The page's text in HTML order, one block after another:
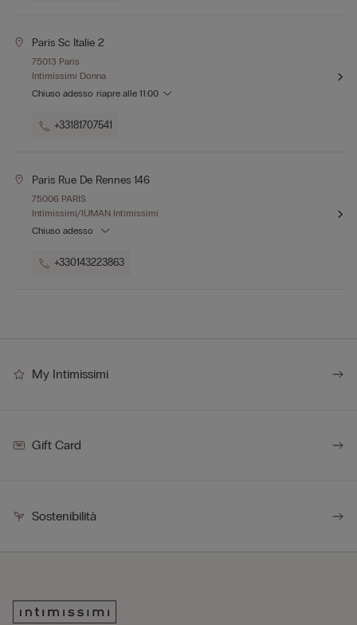
Paris Sc Italie 2
75013 Paris
Intimissimi Donna
Chiuso adesso riapre alle 11:00
+33181707541
Paris Rue De Rennes 146
75006 PARIS
Intimissimi/IUMAN Intimissimi
Chiuso adesso
+330143223863
My Intimissimi
Gift Card
Sostenibilità